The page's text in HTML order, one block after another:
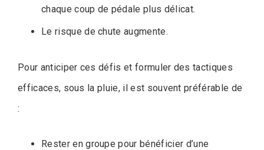
chaque coup de pédale plus délicat.
Le risque de chute augmente.
Pour anticiper ces défis et formuler des tactiques
efficaces, sous la pluie, il est souvent préférable de
:
Rester en groupe pour bénéficier d’une